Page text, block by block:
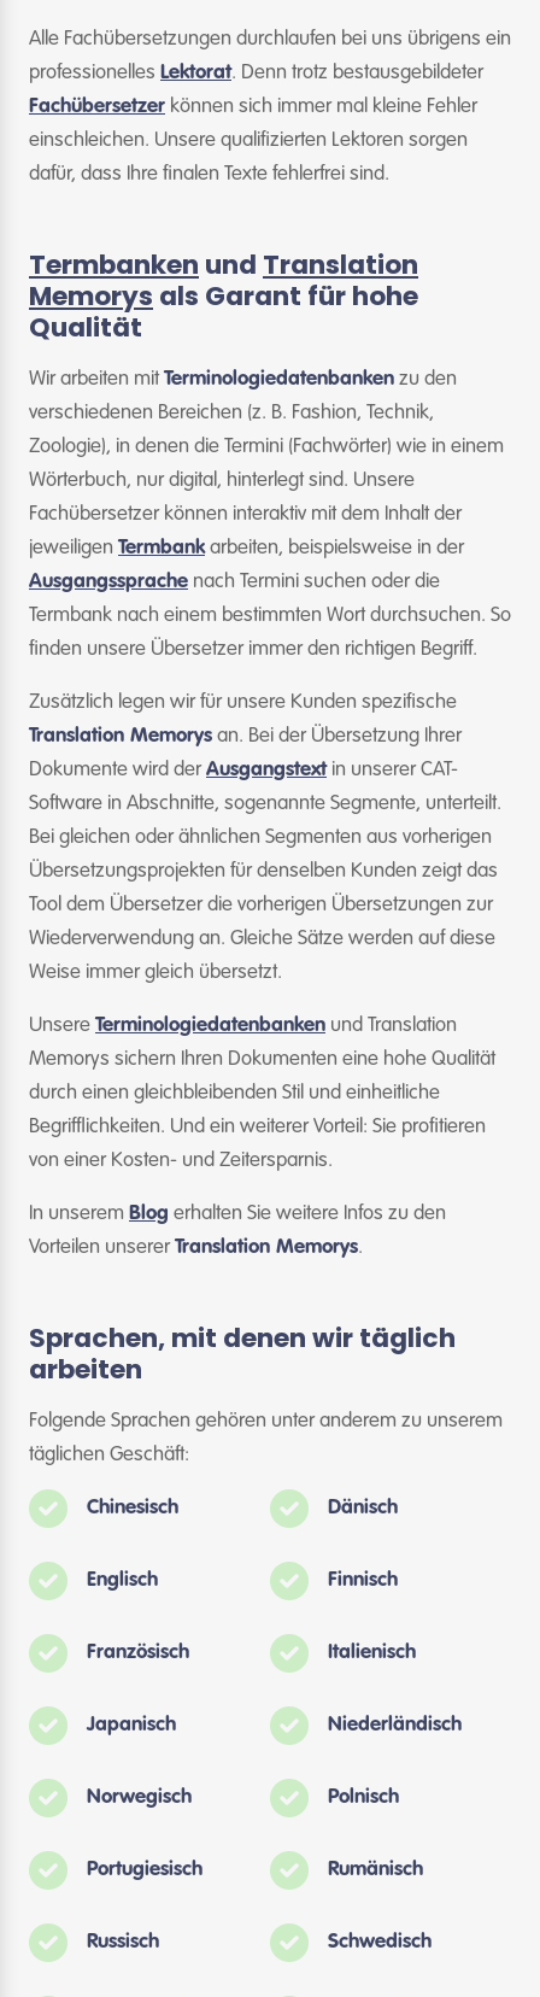
Alle Fachübersetzungen durchlaufen bei uns übrigens ein
professionelles Lektorat. Denn trotz bestausgebildeter
Fachübersetzer können sich immer mal kleine Fehler
einschleichen. Unsere qualifizierten Lektoren sorgen
dafür, dass Ihre finalen Texte fehlerfrei sind.
Termbanken und Translation
Memorys als Garant für hohe
Qualität
Wir arbeiten mitTerminologiedatenbanken zu den
verschiedenen Bereichen (z. B. Fashion, Technik,
Zoologie), in denen die Termini (Fachwörter) wie in einem
Wörterbuch, nur digital, hinterlegt sind. Unsere
Fachübersetzer können interaktiv mit dem Inhalt der
jeweiligen Termbankarbeiten, beispielsweise in der
Ausgangssprache nach Termini suchen oder die
Termbank nach einem bestimmten Wort durchsuchen. So
finden unsere Übersetzer immer den richtigen Begriff.
Zusätzlich legen wir für unsere Kunden spezifische
Translation Memorys an. Bei der Übersetzung Ihrer
Dokumente wird derAusgangstextin unserer CAT-
Software in Abschnitte, sogenannte Segmente, unterteilt.
Bei gleichen oder ähnlichen Segmenten aus vorherigen
Übersetzungsprojekten für denselben Kunden zeigt das
Tool dem Übersetzer die vorherigen Übersetzungen zur
Wiederverwendung an. Gleiche Sätze werden auf diese
Weise immer gleich übersetzt.
Unsere Terminologiedatenbanken und Translation
Memorys sichern Ihren Dokumenten eine hohe Qualität
durch einen gleichbleibenden Stil und einheitliche
Begrifflichkeiten. Und ein weiterer Vorteil: Sie profitieren
von einer Kosten- und Zeitersparnis.
In unserem Blog erhalten Sie weitere Infos zu den
Vorteilen unsererTranslation Memorys.
Sprachen, mit denen wir täglich
arbeiten
Folgende Sprachen gehören unter anderem zu unserem
täglichen Geschäft:
Chinesisch Dänisch
Englisch Finnisch
Französisch Italienisch
Japanisch Niederländisch
Norwegisch Polnisch
Portugiesisch Rumänisch
Russisch Schwedisch